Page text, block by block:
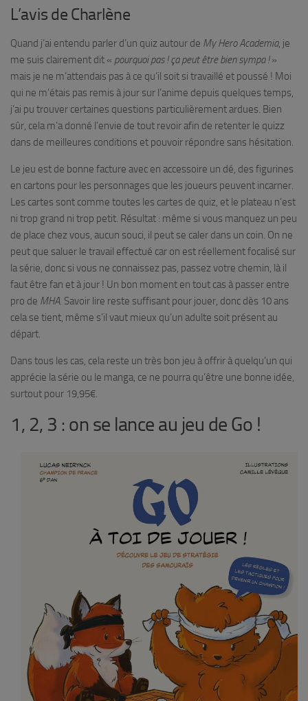
L’avis de Charlène
Quand j’ai entendu parler d’un quiz autour de My Hero Academia, je
me suis clairement dit « pourquoi pas ! ça peut être bien sympa !»
mais je ne m’attendais pas à ce qu’il soit si travaillé et poussé ! Moi
qui ne m’étais pas remis à jour sur l’anime depuis quelques temps,
j’ai pu trouver certaines questions particulièrement ardues. Bien
sûr, cela m’a donné l’envie de tout revoir afin de retenter le quizz
dans de meilleures conditions et pouvoir répondre sans hésitation.
Le jeu est de bonne facture avec en accessoire un dé, des figurines
en cartons pour les personnages que les joueurs peuvent incarner.
Les cartes sont comme toutes les cartes de quiz, et le plateau n’est
ni trop grand ni trop petit. Résultat : même si vous manquez un peu
de place chez vous, aucun souci, il peut se caler dans un coin. On ne
peut que saluer le travail effectué car on est réellement focalisé sur
la série, donc si vous ne connaissez pas, passez votre chemin, là il
faut être fan et à jour ! Un bon moment en tout cas à passer entre
pro de MHA. Savoir lire reste suffisant pour jouer, donc dès 10 ans
cela se tient, même s’il vaut mieux qu’un adulte soit présent au
départ.
Dans tous les cas, cela reste un très bon jeu à offrir à quelqu’un qui
apprécie la série ou le manga, ce ne pourra qu’être une bonne idée,
surtout pour 19,95€.
1, 2, 3 : on se lance au jeu de Go !